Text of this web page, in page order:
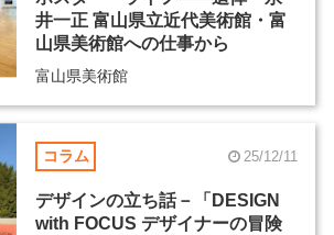
井一正 富山県立近代美術館・富
山県美術館への仕事から
富山県美術館
コラム 25/12/11
デザインの立ち話－「DESIGN
with FOCUS デザイナーの冒険